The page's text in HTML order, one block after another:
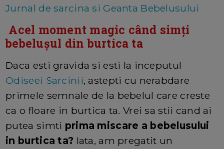
Jurnal de sarcina si Geanta Bebelusului
Acel moment magic când simți
bebelușul din burtica ta
Daca esti gravida si esti la inceputul
Odiseei Sarcinii, astepti cu nerabdare
primele semnale de la bebelul care creste
ca o floare in burtica ta. Vrei sa stii cand ai
putea simti prima miscare a bebelusului
in burtica ta? Iata, am pregatit un